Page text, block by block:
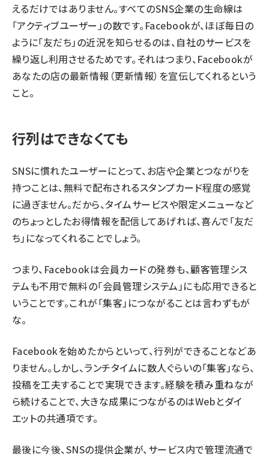
えるだけではありません。すべてのSNS企業の生命線は
「アクティブユーザー」の数です。Facebookが、ほぼ毎日の
ように「友だち」の近況を知らせるのは、自社のサービスを
繰り返し利用させるためです。それはつまり、Facebookが
あなたの店の最新情報（更新情報）を宣伝してくれるという
こと。
行列はできなくても
SNSに慣れたユーザーにとって、お店や企業とつながりを
持つことは、無料で配布されるスタンプカード程度の感覚
に過ぎません。だから、タイムサービスや限定メニューなど
のちょっとしたお得情報を配信してあげれば、喜んで「友だ
ち」になってくれることでしょう。
つまり、Facebookは会員カードの発券も、顧客管理シス
テムも不用で無料の「会員管理システム」にも応用できると
いうことです。これが「集客」につながることは言わずもが
な。
Facebookを始めたからといって、行列ができることなどあ
りません。しかし、ランチタイムに数人ぐらいの「集客」なら、
投稿を工夫することで実現できます。経験を積み重ねなが
ら続けることで、大きな成果につながるのはWebとダイ
エットの共通項です。
最後に今後、SNSの提供企業が、サービス内で管理流通で